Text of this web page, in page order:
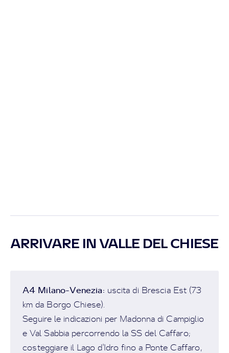
ARRIVARE IN VALLE DEL CHIESE
A4 Milano-Venezia: uscita di Brescia Est (73
km da Borgo Chiese).
Seguire le indicazioni per Madonna di Campiglio
e Val Sabbia percorrendo la SS del Caffaro;
costeggiare il Lago d'Idro fino a Ponte Caffaro,